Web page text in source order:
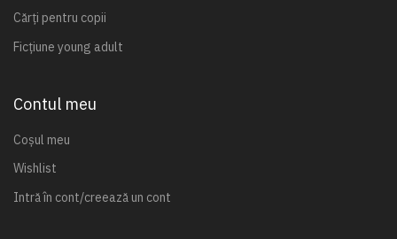
Cărți pentru copii
Ficțiune young adult
Contul meu
Coșul meu
Wishlist
Intră în cont/creează un cont